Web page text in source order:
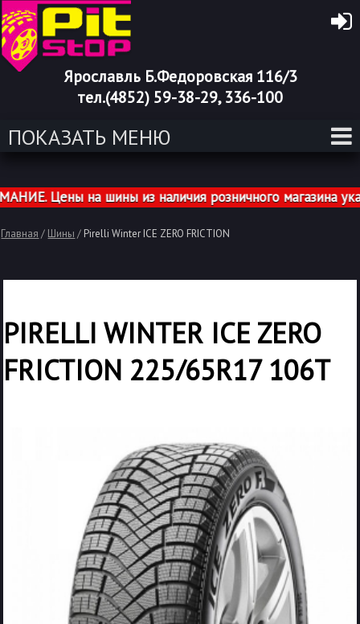
Ярославль Б.Федоровская 116/3
тел.(4852) 59-38-29, 336-100
ПОКАЗАТЬ МЕНЮ
Цены на шины из наличия розничного магазина
Главная / Шины / Pirelli Winter ICE ZERO FRICTION
PIRELLI WINTER ICE ZERO
FRICTION 225/65R17 106T